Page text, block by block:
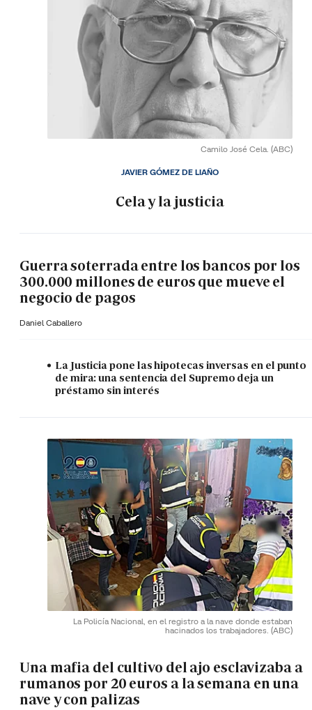
Camilo José Cela. (ABC)
Cela y la justicia
JAVIER GÓMEZ DE LIAÑO
Guerra soterrada entre los bancos por los
300.000 millones de euros que mueve el
negocio de pagos
Daniel Caballero
La Justicia pone las hipotecas inversas en el punto
de mira: una sentencia del Supremo deja un
préstamo sin interés
La Policía Nacional, en el registro a la nave donde estaban
hacinados los trabajadores. (ABC)
Una mafia del cultivo del ajo esclavizaba a
rumanos por 20 euros a la semana en una
nave y con palizas